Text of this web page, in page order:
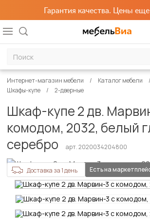
Гарантия качества. Цены
Интернет-магазин мебели Каталог мебели
Шкафы-купе
2-дверные
Шкаф-купе 2 дв.
комодом, 2032, белый
серебро
арт. 2020034204800
Доставка за 1 день Есть на